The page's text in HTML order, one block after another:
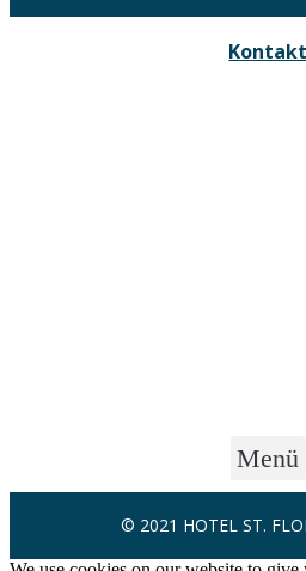
Kontakt
Menü
© 2021 HOTEL ST.